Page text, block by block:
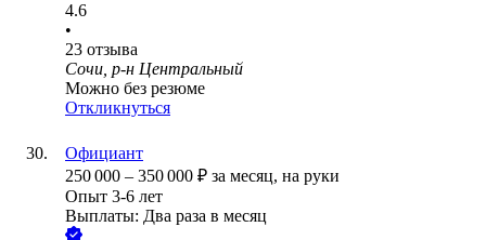
4.6
•
23 отзыва
Сочи, р-н Центральный
Можно без резюме
Откликнуться
Официант
250 000 – 350 000 ₽ за месяц, на руки
Опыт 3-6 лет
Выплаты: Два раза в месяц